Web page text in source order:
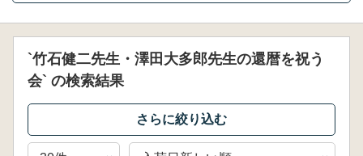
`竹石健二先生・澤田大多郎先生の還暦を祝う
会` の検索結果